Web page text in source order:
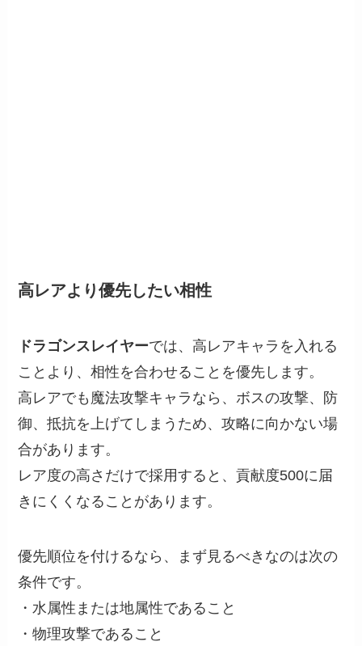
高レアより優先したい相性
ドラゴンスレイヤーでは、高レアキャラを入れる
ことより、相性を合わせることを優先します。
高レアでも魔法攻撃キャラなら、ボスの攻撃、防
御、抵抗を上げてしまうため、攻略に向かない場
合があります。
レア度の高さだけで採用すると、貢献度500に届
きにくくなることがあります。
優先順位を付けるなら、まず見るべきなのは次の
条件です。
・水属性または地属性であること
・物理攻撃であること